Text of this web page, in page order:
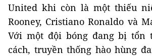
United khi còn là một thiếu
Rooney, Cristiano Ronaldo và
Với một đội bóng đang bị tổn
cách, truyền thống hào hùng